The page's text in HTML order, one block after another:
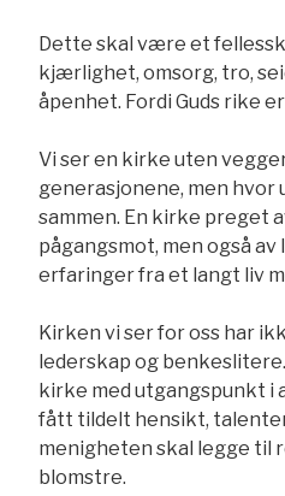
Dette skal være et
kjærlighet, omsorg, tro,
åpenhet. Fordi Guds rike
Vi ser en kirke uten
generasjonene, men hvor
sammen. En kirke preget
pågangsmot, men også av
erfaringer fra et langt liv
Kirken vi ser for oss har
lederskap og
kirke med utgangspunkt i
fått tildelt hensikt,
menigheten skal legge til
blomstre.